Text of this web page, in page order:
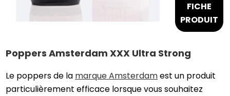
FICHE
PRODUIT
Poppers Amsterdam XXX Ultra Strong
Le poppers de la marque Amsterdamest un produit
particulièrement efficace lorsque vous souhaitez